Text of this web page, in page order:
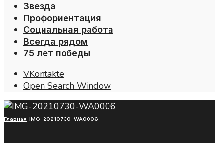
Звезда
Профориентация
Социальная работа
Всегда рядом
75 лет победы
VKontakte
Open Search Window
Главная IMG-20210730-WA0006